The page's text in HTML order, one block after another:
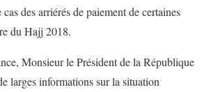
des arriérés de paiement de certaines
du Hajj 2018.
Monsieur le Président de la République
larges informations sur la situation